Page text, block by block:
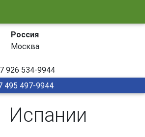
Россия
Москва
926 534-9944
495 497-9944